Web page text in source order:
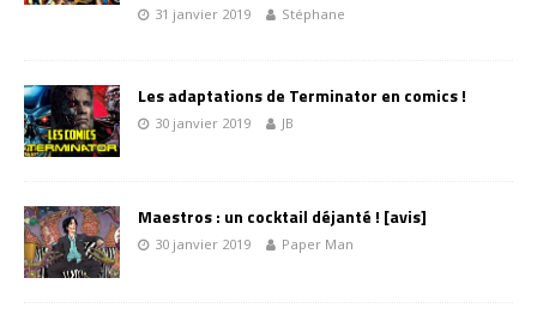
31 janvier 2019 Stéphane
Les adaptations de Terminator en comics !
30 janvier 2019 JB
Maestros : un cocktail déjanté ! [avis]
30 janvier 2019 Paper Man